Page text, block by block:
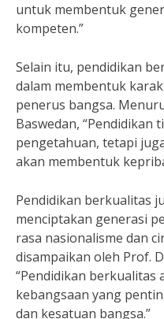
untuk membentuk
kompeten.”
Selain itu, pendidikan
dalam membentuk
penerus bangsa.
Baswedan, “Pendidikan
pengetahuan, tetapi
akan membentuk
Pendidikan berkualitas
menciptakan generasi
rasa nasionalisme dan
disampaikan oleh Prof.
“Pendidikan berkualitas
kebangsaan yang
dan kesatuan bangsa.”